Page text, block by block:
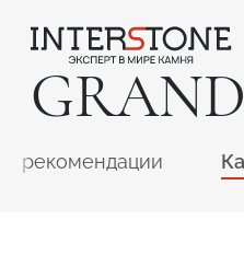
рекомендации